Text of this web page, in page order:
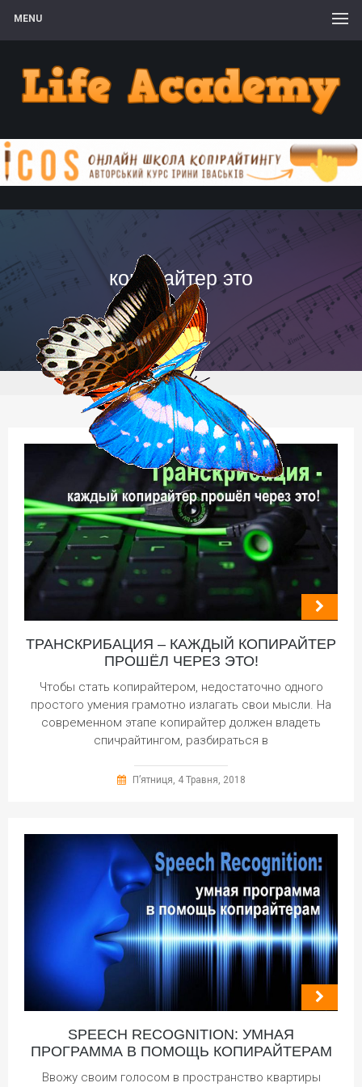
MENU
копирайтер это
ТРАНСКРИБАЦИЯ – КАЖДЫЙ КОПИРАЙТЕР
ПРОШЁЛ ЧЕРЕЗ ЭТО!
Чтобы стать копирайтером, недостаточно одного
простого умения грамотно излагать свои мысли. На
современном этапе копирайтер должен владеть
спичрайтингом, разбираться в
П’ятниця, 4 Травня, 2018
SPEECH RECOGNITION: УМНАЯ
ПРОГРАММА В ПОМОЩЬ КОПИРАЙТЕРАМ
Ввожу своим голосом в пространство квартиры